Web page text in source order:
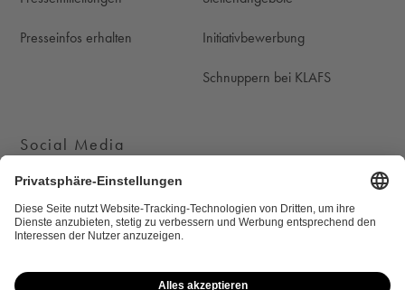
Presseinfos erhalten Initiativbewerbung
Schnuppern bei KLAFS
Social Media
KLAFS auf Instagram
KLAFS auf Youtube
KLAFS auf Pinterest
KLAFS auf Facebook
Newsletter Datenschutz